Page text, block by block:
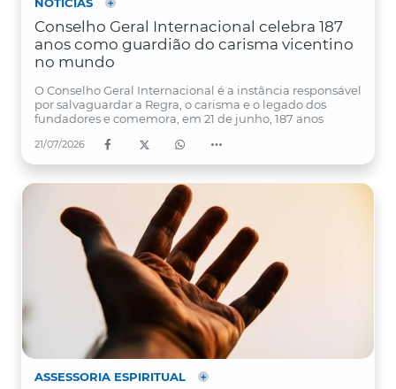
NOTÍCIAS
Conselho Geral Internacional celebra 187
anos como guardião do carisma vicentino
no mundo
O Conselho Geral Internacional é a instância responsável
por salvaguardar a Regra, o carisma e o legado dos
fundadores e comemora, em 21 de junho, 187 anos
21/07/2026
ASSESSORIA ESPIRITUAL